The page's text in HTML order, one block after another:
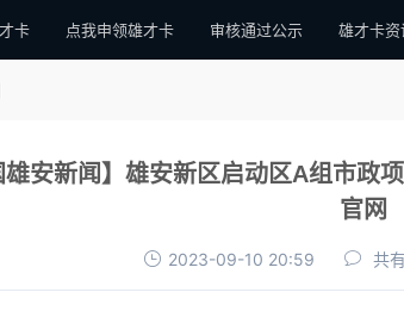
卡 点我申领雄才卡 审核通过公示 雄才卡资
雄安新闻】雄安新区启动区A组市政
官网
2023-09-10 20:59 共